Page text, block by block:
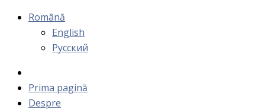
Română
English
Русский
Prima pagină
Despre